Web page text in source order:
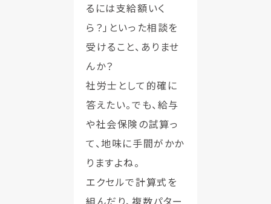
るには支給額いく
ら？」といった相談を
受けること、ありませ
んか？
社労士として的確に
答えたい。でも、給与
や社会保険の試算っ
て、地味に手間がかか
りますよね。
エクセルで計算式を